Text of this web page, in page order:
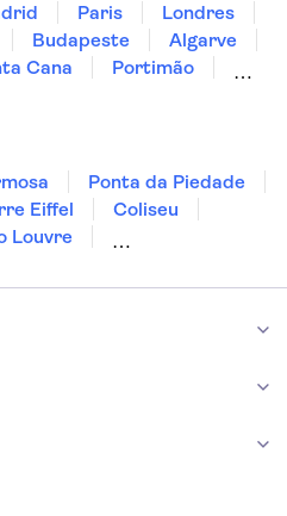
Paris
Londres
Budapeste
Algarve
Cana
Portimão
Ponta da Piedade
Eiffel
Coliseu
Louvre
del Rey